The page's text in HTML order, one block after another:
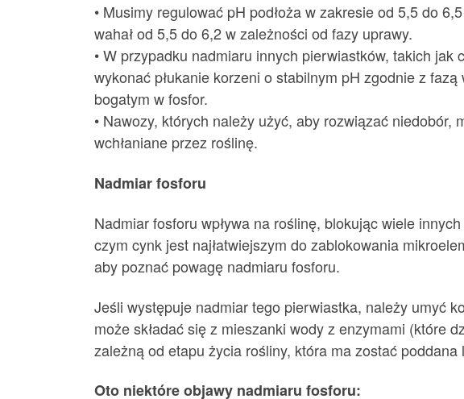
• Musimy regulować pH podłoża w zakresie od 5,5 do
wahał od 5,5 do 6,2 w zależności od fazy uprawy.
• W przypadku nadmiaru innych pierwiastków, takich
wykonać płukanie korzeni o stabilnym pH zgodnie z
bogatym w fosfor.
• Nawozy, których należy użyć, aby rozwiązać
wchłaniane przez roślinę.
Nadmiar fosforu
Nadmiar fosforu wpływa na roślinę, blokując wiele
czym cynk jest najłatwiejszym do zablokowania
aby poznać powagę nadmiaru fosforu.
Jeśli występuje nadmiar tego pierwiastka, należy umyć
może składać się z mieszanki wody z enzymami (które
zależną od etapu życia rośliny, która ma zostać poddana
Oto niektóre objawy nadmiaru fosforu: